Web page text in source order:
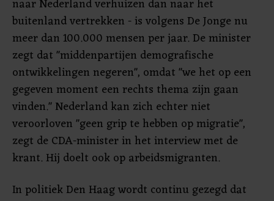
naar Nederland verhuizen dan naar het
buitenland vertrekken - is volgens De Jonge nu
meer dan 100.000 mensen per jaar. De minister
zegt dat "middenpartijen demografische
ontwikkelingen negeren", omdat "we het op een
gegeven moment een rechts thema zijn gaan
vinden." Nederland kan zich echter niet
veroorloven "geen grip te hebben op migratie",
zegt de CDA-minister in het interview met de
krant. Hij doelt ook op arbeidsmigranten.
In politiek Den Haag wordt continu gezegd dat